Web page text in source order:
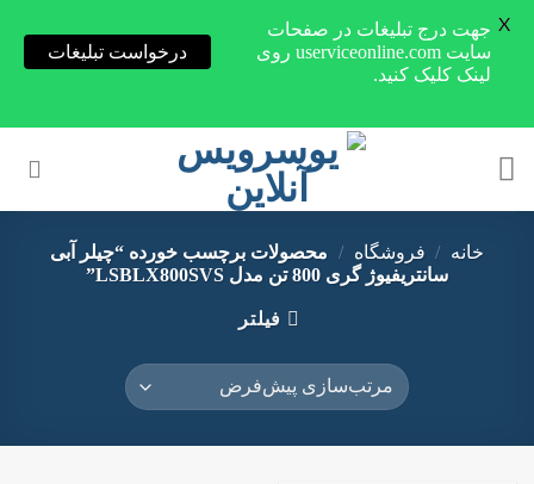
خانه / فروشگاه / محصولات برچسب خورده “چیلر آبی
سانتریفیوژ گری 800 تن مدل LSBLX800SVS”
فیلتر
جهت درج تبلیغات در صفحات
سایت userviceonline.com روی
لینک کلیک کنید.
درخواست تبلیغات
X